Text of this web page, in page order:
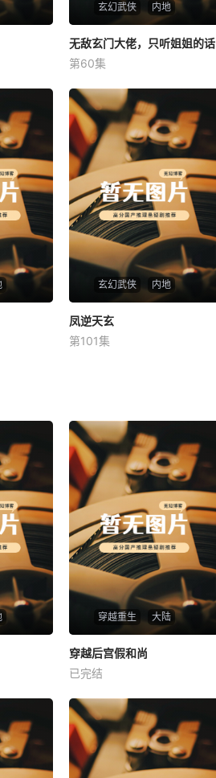
玄幻武侠 内地
无敌玄门大佬，只听姐姐的话
未知
无敌玄门大佬，只听姐姐的话
第60集
玄幻武侠 内地
凤逆天玄
未知
凤逆天玄
第101集
穿越重生 大陆
穿越后宫假和尚
未知
穿越后宫假和尚
已完结